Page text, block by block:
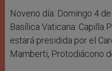
Noveno día: Domingo 4
Basílica Vaticana: Capilla
estará presidida por el
Mamberti, Protodiácono